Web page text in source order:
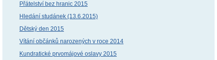
Přátelství bez hranic 2015
Hledání studánek (13.6.2015)
Dětský den 2015
Vítání občánků narozených v roce 2014
Kundratické prvomájové oslavy 2015